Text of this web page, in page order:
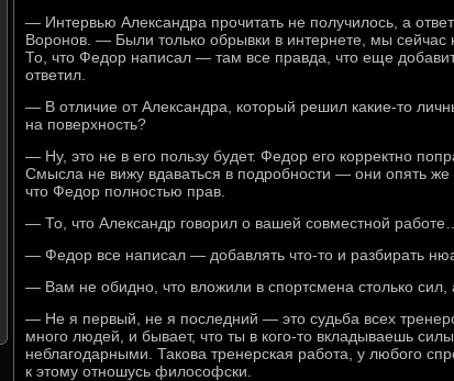
— Интервью Александра прочитать не получилось, а
Воронов. — Были только обрывки в интернете, мы
То, что Федор написал — там все правда, что еще
ответил.
— В отличие от Александра, который решил какие-то
на поверхность?
— Ну, это не в его пользу будет. Федор его корректно
Смысла не вижу вдаваться в подробности — они опять же
что Федор полностью прав.
— То, что Александр говорил о вашей совместной работе…
— Федор все написал — добавлять что-то и разбирать
— Вам не обидно, что вложили в спортсмена столько сил,
— Не я первый, не я последний — это судьба всех
много людей, и бывает, что ты в кого-то вкладываешь
неблагодарными. Такова тренерская работа, у любого
к этому отношусь философски.